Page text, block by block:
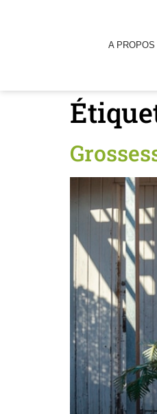
A PROPOS